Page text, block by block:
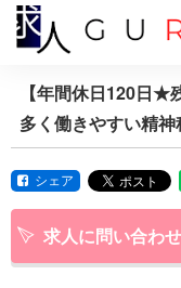
【年間休日120日
多く働きやすい精神
シェア
求人に問い合わ